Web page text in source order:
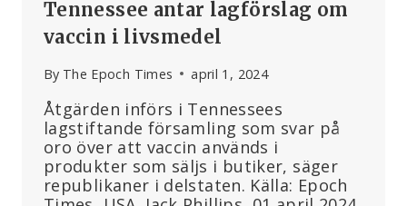
Tennessee antar lagförslag om
vaccin i livsmedel
By The Epoch Times april 1, 2024
Åtgärden införs i Tennessees
lagstiftande församling som svar på
oro över att vaccin används i
produkter som säljs i butiker, säger
republikaner i delstaten. Källa: Epoch